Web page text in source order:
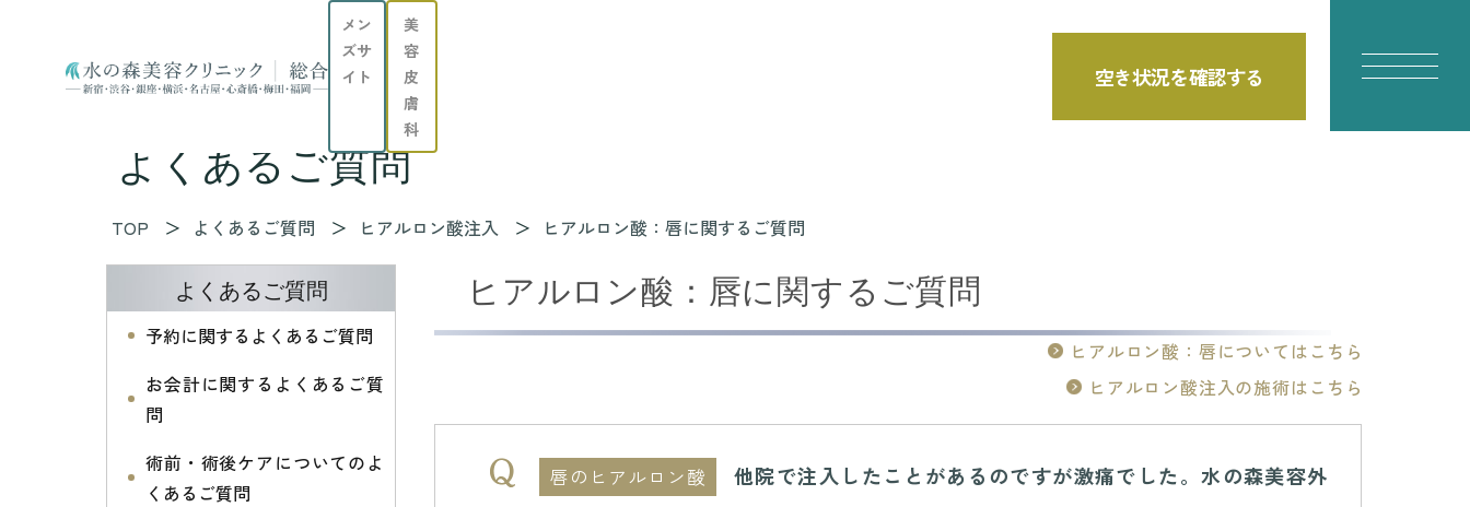
メン
ズサ
イト
美
容
皮
膚
科
空き状況を確認する
よくあるご質問
TOP よくあるご質問 ヒアルロン酸注入 ヒアルロン酸：唇に関するご質問
よくあるご質問
予約に関するよくあるご質問
お会計に関するよくあるご質
問
術前・術後ケアについてのよ
くあるご質問
ヒアルロン酸：唇に関するご質問
ヒアルロン酸：唇についてはこちら
ヒアルロン酸注入の施術はこちら
唇のヒアルロン酸
他院で注入したことがあるのですが激痛でした。水の森美容外